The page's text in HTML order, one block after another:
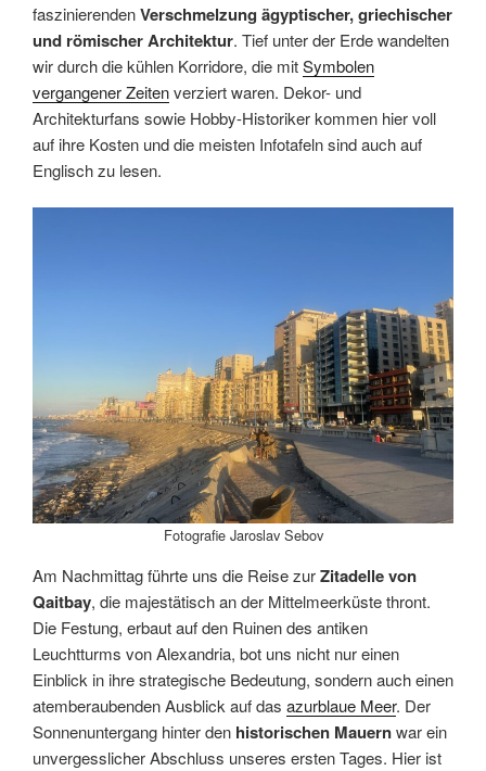
faszinierendenVerschmelzung ägyptischer, griechischer
und römischer Architektur. Tief unter der Erde wandelten
wir durch die kühlen Korridore, die mitSymbolen
vergangener Zeitenverziert waren. Dekor- und
Architekturfans sowie Hobby-Historiker kommen hier voll
auf ihre Kosten und die meisten Infotafeln sind auch auf
Englisch zu lesen.
Fotografie Jaroslav Sebov
Am Nachmittag führte uns die Reise zurZitadelle von
Qaitbay, die majestätisch an der Mittelmeerküste thront.
Die Festung, erbaut auf den Ruinen des antiken
Leuchtturms von Alexandria, bot uns nicht nur einen
Einblick in ihre strategische Bedeutung, sondern auch einen
atemberaubenden Ausblick auf das azurblaue Meer. Der
Sonnenuntergang hinter den historischen Mauernwar ein
unvergesslicher Abschluss unseres ersten Tages. Hier ist